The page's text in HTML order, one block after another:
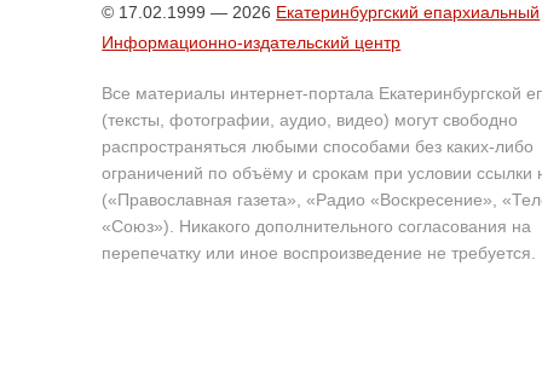
© 17.02.1999 — 2026 Екатеринбургский епархиальный
Информационно-издательский центр
Все материалы интернет-портала Екатеринбургской
(тексты, фотографии, аудио, видео) могут свободно
распространяться любыми способами без каких-либо
ограничений по объёму и срокам при условии ссылки
(«Православная газета», «Радио «Воскресение»,
«Союз»). Никакого дополнительного согласования на
перепечатку или иное воспроизведение не требуется.